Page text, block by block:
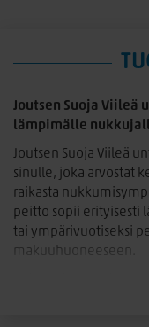
Joutsen Suoja Viileä
lämpimälle
Joutsen Suoja Viileä
sinulle, joka arvostat
raikasta
peitto sopii erityisesti
tai ympärivuotiseksi
makuuhuoneeseen.
Peiton täytteenä on